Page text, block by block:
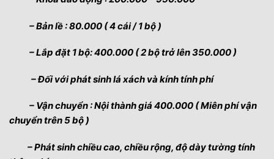
– Bản lề : 80.000 ( 4 cái / 1 bộ )
– Lắp đặt 1 bộ: 400.000 ( 2 bộ trở lên 350.000 )
– Đối với phát sinh lá xách và kính tính phí
– Vận chuyển : Nội thành giá 400.000 ( Miên phí vận
chuyển trên 5 bộ )
– Phát sinh chiều cao, chiều rộng, độ dày tường tính